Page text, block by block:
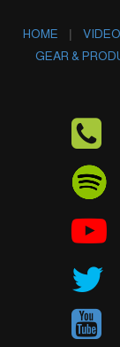
HOME
GEAR &